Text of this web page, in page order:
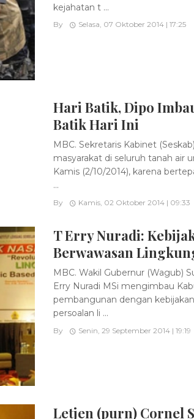
kejahatan t ...
By Selasa, 07 Oktober 2014 | 17:25
Hari Batik, Dipo
Batik Hari Ini
MBC. Sekretaris Kabinet
masyarakat di seluruh tanah air
Kamis (2/10/2014), karena
...
By Kamis, 02 Oktober 2014 | 09:33
T Erry Nuradi:
Berwawasan
MBC. Wakil Gubernur (Wagub)
Erry Nuradi MSi mengimbau
pembangunan dengan
persoalan li ...
By Senin, 29 September 2014 | 19:19
Letjen (purn) Cornel